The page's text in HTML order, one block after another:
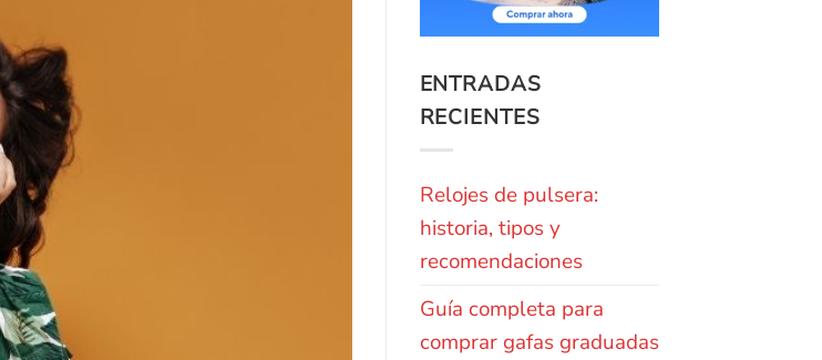
ENTRADAS
RECIENTES
Relojes de pulsera:
historia, tipos y
recomendaciones
Guía completa para
comprar gafas graduadas